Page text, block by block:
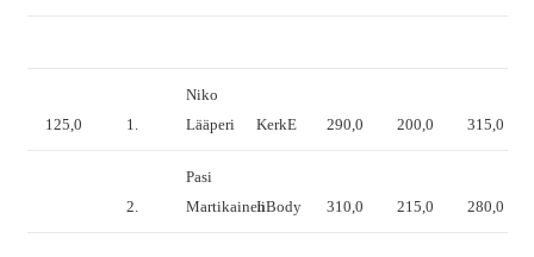
125,0 1.
Niko
Lääperi
KerkE 290,0 200,0 315,0
2.
Pasi
MartikainenIiBody 310,0 215,0 280,0